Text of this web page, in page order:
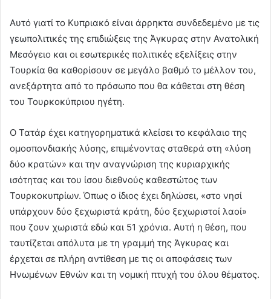
Αυτό γιατί το Κυπριακό είναι άρρηκτα συνδεδεμένο με τις
γεωπολιτικές της επιδιώξεις της Άγκυρας στην Ανατολική
Μεσόγειο και οι εσωτερικές πολιτικές εξελίξεις στην
Τουρκία θα καθορίσουν σε μεγάλο βαθμό το μέλλον του,
ανεξάρτητα από το πρόσωπο που θα κάθεται στη θέση
του Τουρκοκύπριου ηγέτη.
Ο Τατάρ έχει κατηγορηματικά κλείσει το κεφάλαιο της
ομοσπονδιακής λύσης, επιμένοντας σταθερά στη «λύση
δύο κρατών» και την αναγνώριση της κυριαρχικής
ισότητας και του ίσου διεθνούς καθεστώτος των
Τουρκοκυπρίων. Όπως ο ίδιος έχει δηλώσει, «στο νησί
υπάρχουν δύο ξεχωριστά κράτη, δύο ξεχωριστοί λαοί»
που ζουν χωριστά εδώ και 51 χρόνια. Αυτή η θέση, που
ταυτίζεται απόλυτα με τη γραμμή της Άγκυρας και
έρχεται σε πλήρη αντίθεση με τις οι αποφάσεις των
Ηνωμένων Εθνών και τη νομική πτυχή του όλου θέματος.